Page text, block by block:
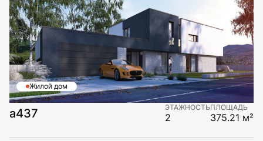
Жилой дом
а437 ЭТАЖНОСТЬ
2
ПЛОЩАДЬ
375.21 м²